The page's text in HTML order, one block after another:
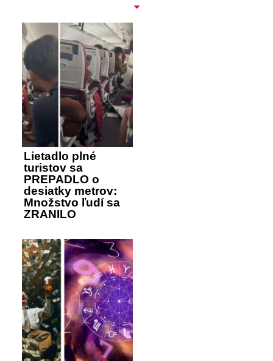
Lietadlo plné
turistov sa
PREPADLO o
desiatky metrov:
Množstvo ľudí sa
ZRANILO